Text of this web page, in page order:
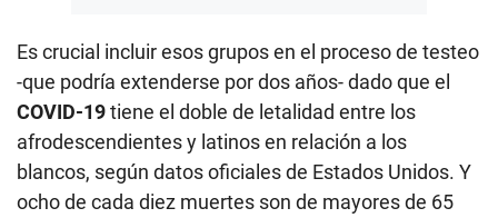
Es crucial incluir esos grupos en el proceso de testeo
-que podría extenderse por dos años- dado que el
COVID-19tiene el doble de letalidad entre los
afrodescendientes y latinos en relación a los
blancos, según datos oficiales de Estados Unidos. Y
ocho de cada diez muertes son de mayores de 65